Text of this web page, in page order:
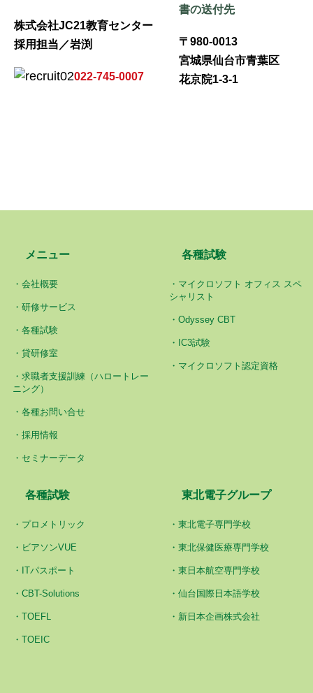
株式会社JC21教育センター
採用担当／岩渕
022-745-0007
書の送付先
〒980-0013
宮城県仙台市青葉区
花京院1-3-1
メニュー
会社概要
研修サービス
各種試験
貸研修室
求職者支援訓練（ハロートレー
ニング）
各種お問い合せ
採用情報
セミナーデータ
各種試験
マイクロソフト オフィス スペ
シャリスト
Odyssey CBT
IC3試験
マイクロソフト認定資格
各種試験
プロメトリック
ビアソンVUE
ITパスポート
CBT-Solutions
TOEFL
TOEIC
東北電子グループ
東北電子専門学校
東北保健医療専門学校
東日本航空専門学校
仙台国際日本語学校
新日本企画株式会社